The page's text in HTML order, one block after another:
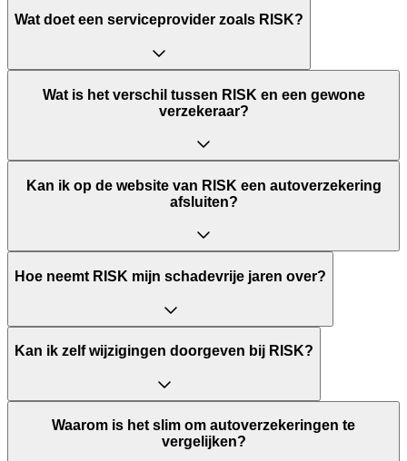
Wat doet een serviceprovider zoals RISK?
Wat is het verschil tussen RISK en een gewone
verzekeraar?
Kan ik op de website van RISK een autoverzekering
afsluiten?
Hoe neemt RISK mijn schadevrije jaren over?
Kan ik zelf wijzigingen doorgeven bij RISK?
Waarom is het slim om autoverzekeringen te
vergelijken?